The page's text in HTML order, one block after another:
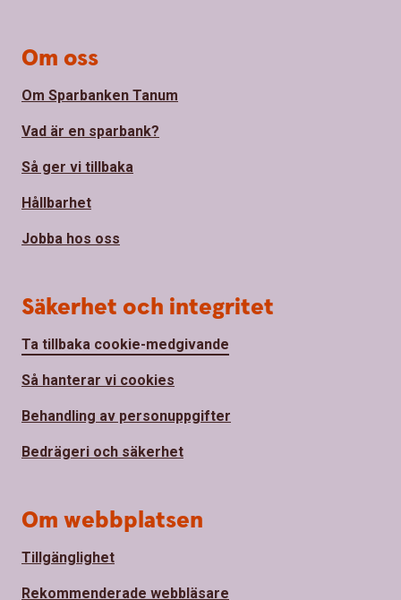
Om oss
Om Sparbanken Tanum
Vad är en sparbank?
Så ger vi tillbaka
Hållbarhet
Jobba hos oss
Säkerhet och integritet
Ta tillbaka cookie-medgivande
Så hanterar vi cookies
Behandling av personuppgifter
Bedrägeri och säkerhet
Om webbplatsen
Tillgänglighet
Rekommenderade webbläsare